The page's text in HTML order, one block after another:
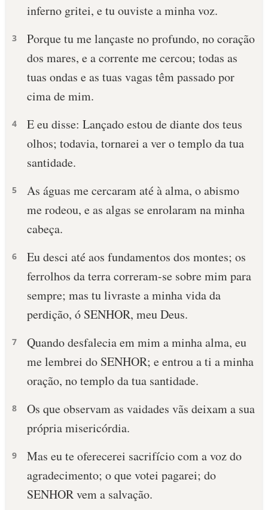
inferno gritei, e tu ouviste a minha voz.
3
Porque tu me lançaste no profundo, no coração
dos mares, e a corrente me cercou; todas as
tuas ondas e as tuas vagas têm passado por
cima de mim.
4
E eu disse: Lançado estou de diante dos teus
olhos; todavia, tornarei a ver o templo da tua
santidade.
5
As águas me cercaram até à alma, o abismo
me rodeou, e as algas se enrolaram na minha
cabeça.
6
Eu desci até aos fundamentos dos montes; os
ferrolhos da terra correram-se sobre mim para
sempre; mas tu livraste a minha vida da
perdição, ó SENHOR, meu Deus.
7
Quando desfalecia em mim a minha alma, eu
me lembrei do SENHOR; e entrou a ti a minha
oração, no templo da tua santidade.
8
Os que observam as vaidades vãs deixam a sua
própria misericórdia.
9
Mas eu te oferecerei sacrifício com a voz do
agradecimento; o que votei pagarei; do
SENHOR vem a salvação.